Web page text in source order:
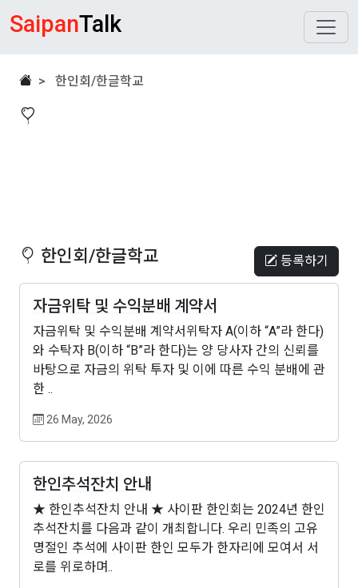
SaipanTalk
> 한인회/한글학교
한인회/한글학교 등록하기
자금위탁 및 수익분배 계약서
자금위탁 및 수익분배 계약서위탁자 A(이하 “A”라 한다)
와 수탁자 B(이하 “B”라 한다)는 양 당사자 간의 신뢰를
바탕으로 자금의 위탁 투자 및 이에 따른 수익 분배에 관
한 ..
26 May, 2026
한인추석잔치 안내
★ 한인추석잔치 안내 ★ 사이판 한인회는 2024년 한인
추석잔치를 다음과 같이 개최합니다. 우리 민족의 고유
명절인 추석에 사이판 한인 모두가 한자리에 모여서 서
로를 위로하며..